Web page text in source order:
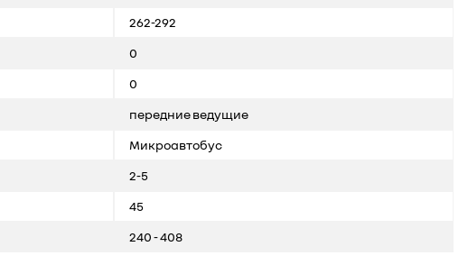
262-292
0
0
передние ведущие
Микроавтобус
2-5
45
240 - 408